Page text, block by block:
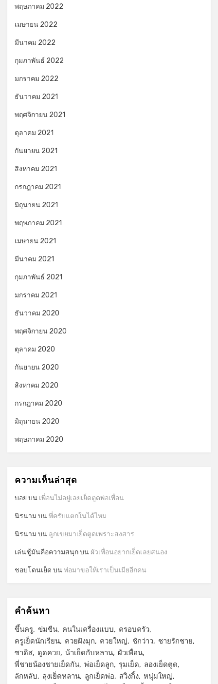
พฤษภาคม 2022
เมษายน 2022
มีนาคม 2022
กุมภาพันธ์ 2022
มกราคม 2022
ธันวาคม 2021
พฤศจิกายน 2021
ตุลาคม 2021
กันยายน 2021
สิงหาคม 2021
กรกฎาคม 2021
มิถุนายน 2021
พฤษภาคม 2021
เมษายน 2021
มีนาคม 2021
กุมภาพันธ์ 2021
มกราคม 2021
ธันวาคม 2020
พฤศจิกายน 2020
ตุลาคม 2020
กันยายน 2020
สิงหาคม 2020
กรกฎาคม 2020
มิถุนายน 2020
พฤษภาคม 2020
ความเห็นล่าสุด
บอย บน เพื่อนไม่อยู่เลยเย็ดตูดพ่อเพื่อน
นิรนาม บนพี่ครับแตกในได้ไหม
นิรนาม บน ลูกเขยมาเย็ดตูดเพราะสงสาร
เล่นชู้มันคือความสนุกบน ผัวเพื่อนอยากเย็ดเลยสนอง
ชอบโดนเย็ด บนพ่อมาขอให้เราเป็นเมียอีกคน
คำค้นหา
ขึ้นครู ข่มขืน คนในเครื่องแบบ
ครอบครัว
ครูเย็ดนักเรียน
ควยฝังมุก ควยใหญ่ ชักว่าว
ชายรักชาย
ซาดิส
ดูดควย น้าเย็ดกับหลาน
ผัวเพื่อน
พี่ชายน้องชายเย็ดกัน พ่อเย็ดลูก รุมเย็ด
ลองเย็ดตูด
ลักหลับ
ลุงเย็ดหลาน ลูกเย็ดพ่อ สวิงกิ้ง หนุ่มใหญ่